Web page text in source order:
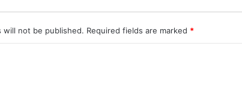
will not be published. Required fields are marked *